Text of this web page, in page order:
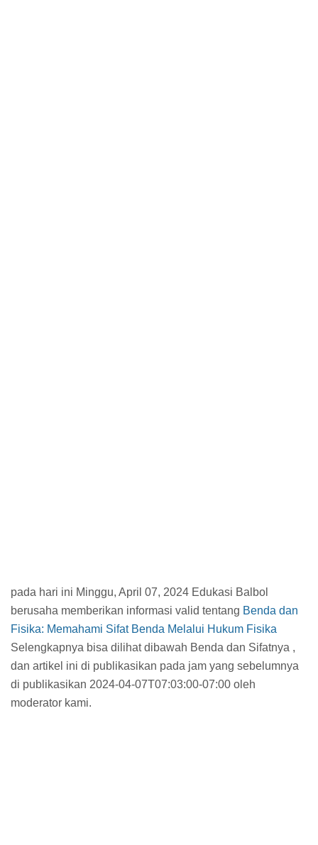
pada hari ini Minggu, April 07, 2024 Edukasi Balbol
berusaha memberikan informasi valid tentang Benda dan
Fisika: Memahami Sifat Benda Melalui Hukum Fisika
Selengkapnya bisa dilihat dibawah Benda dan Sifatnya ,
dan artikel ini di publikasikan pada jam yang sebelumnya
di publikasikan 2024-04-07T07:03:00-07:00 oleh
moderator kami.